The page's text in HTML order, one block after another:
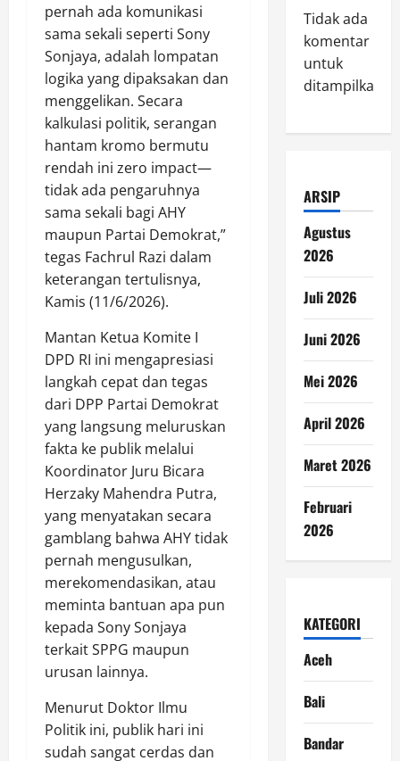
pernah ada komunikasi
sama sekali seperti Sony
Sonjaya, adalah lompatan
logika yang dipaksakan dan
menggelikan. Secara
kalkulasi politik, serangan
hantam kromo bermutu
rendah ini zero impact—
tidak ada pengaruhnya
sama sekali bagi AHY
maupun Partai Demokrat,”
tegas Fachrul Razi dalam
keterangan tertulisnya,
Kamis (11/6/2026).
Mantan Ketua Komite I
DPD RI ini mengapresiasi
langkah cepat dan tegas
dari DPP Partai Demokrat
yang langsung meluruskan
fakta ke publik melalui
Koordinator Juru Bicara
Herzaky Mahendra Putra,
yang menyatakan secara
gamblang bahwa AHY tidak
pernah mengusulkan,
merekomendasikan, atau
meminta bantuan apa pun
kepada Sony Sonjaya
terkait SPPG maupun
urusan lainnya.
Menurut Doktor Ilmu
Politik ini, publik hari ini
sudah sangat cerdas dan
Tidak ada
komentar
untuk
ditampilkan.
ARSIP
Agustus
2026
Juli 2026
Juni 2026
Mei 2026
April 2026
Maret 2026
Februari
2026
KATEGORI
Aceh
Bali
Bandar